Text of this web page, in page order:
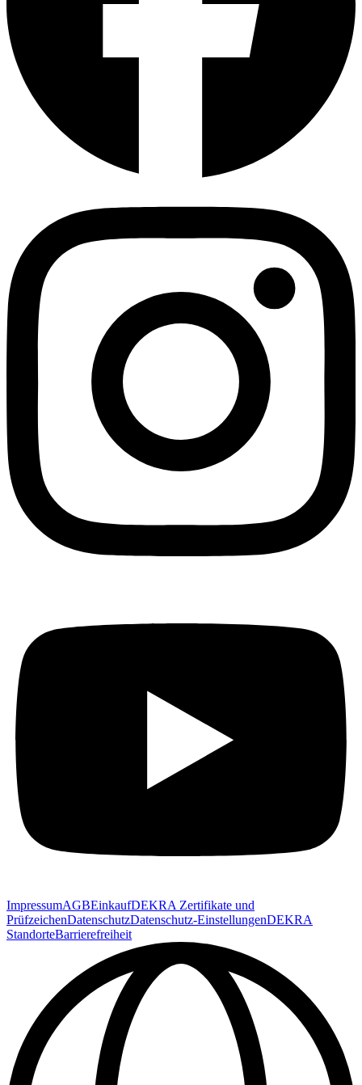
ImpressumAGBEinkaufDEKRA Zertifikate und
PrüfzeichenDatenschutzDatenschutz-EinstellungenDEKRA
StandorteBarrierefreiheit